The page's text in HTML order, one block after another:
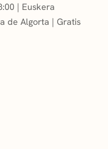
Euskera
de Algorta
Gratis